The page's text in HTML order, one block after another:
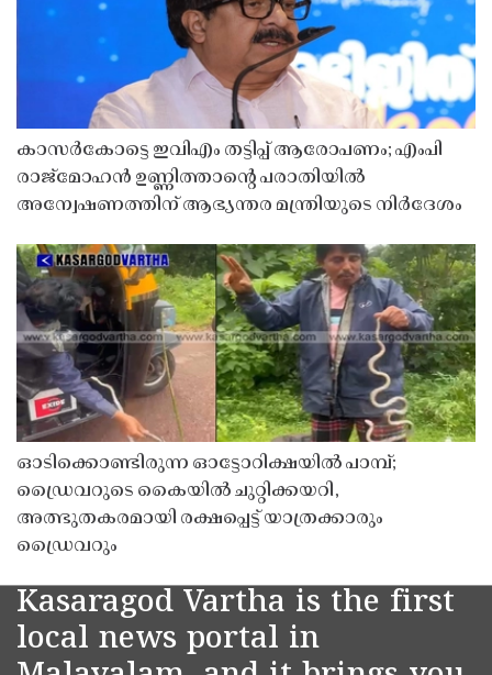
കാസർകോട്ടെ ഇവിഎം തട്ടിപ്പ് ആരോപണം; എംപി
രാജ്‌മോഹൻ ഉണ്ണിത്താന്റെ പരാതിയിൽ
അന്വേഷണത്തിന് ആഭ്യന്തര മന്ത്രിയുടെ നിർദേശം
ഓടിക്കൊണ്ടിരുന്ന ഓട്ടോറിക്ഷയിൽ പാമ്പ്;
ഡ്രൈവറുടെ കൈയിൽ ചുറ്റിക്കയറി,
അത്ഭുതകരമായി രക്ഷപ്പെട്ട് യാത്രക്കാരും
ഡ്രൈവറും
Kasaragod Vartha is the first
local news portal in